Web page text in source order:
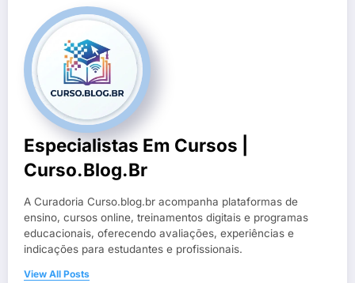
Especialistas Em Cursos |
Curso.blog.br
A Curadoria Curso.blog.br acompanha plataformas de
ensino, cursos online, treinamentos digitais e programas
educacionais, oferecendo avaliações, experiências e
indicações para estudantes e profissionais.
View All Posts